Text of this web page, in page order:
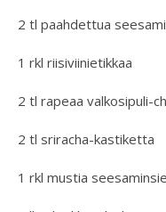
2 tl paahdettua
1 rkl riisiviinietikkaa
2 tl rapeaa valkosipuli-
2 tl sriracha-kastiketta
1 rkl mustia